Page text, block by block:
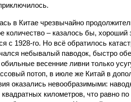
в Китае чрезвычайно
количество – казалось бы, хороший
с 1928-го. Но всё обратилось
небывалый паводок, быстро
весенние ливни только
потоп, в июле же Китай в
оказались невообразимыми:
километров, что равно